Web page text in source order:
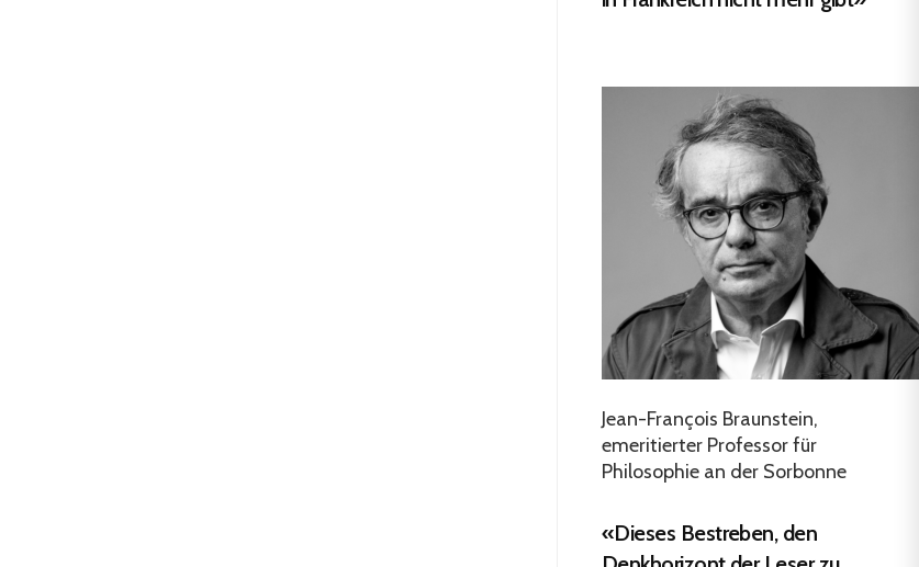
Jean-François Braunstein,
emeritierter Professor für
Philosophie an der Sorbonne
«Dieses Bestreben, den